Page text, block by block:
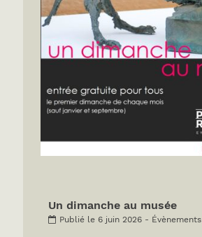
Un dimanche au musée
Publié le 6 juin 2026 - Évènements